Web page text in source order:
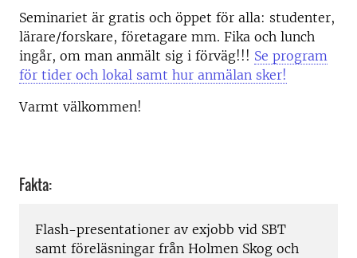
Seminariet är gratis och öppet för alla: studenter,
lärare/forskare, företagare mm. Fika och lunch
ingår, om man anmält sig i förväg!!! Se program
för tider och lokal samt hur anmälan sker!
Varmt välkommen!
Fakta:
Flash-presentationer av exjobb vid SBT
samt föreläsningar från Holmen Skog och